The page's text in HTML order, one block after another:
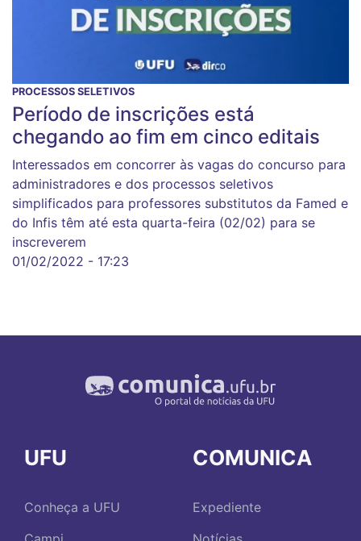
PROCESSOS SELETIVOS
Período de inscrições está
chegando ao fim em cinco editais
Interessados em concorrer às vagas do concurso para
administradores e dos processos seletivos
simplificados para professores substitutos da Famed e
do Infis têm até esta quarta-feira (02/02) para se
inscreverem
01/02/2022 - 17:23
UFU
Conheça a UFU
COMUNICA
Expediente